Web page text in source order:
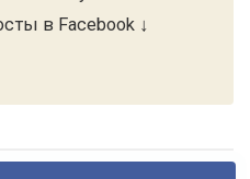
в Facebook ↓